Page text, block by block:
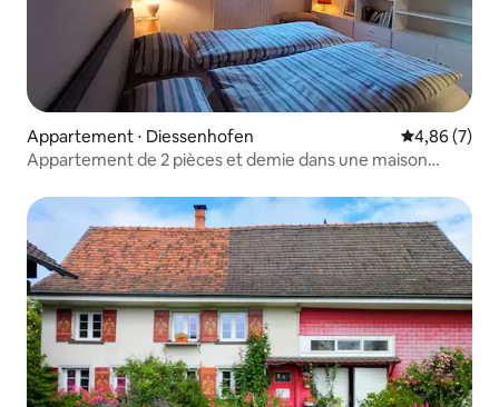
Appartement ⋅ Diessenhofen Évaluation
4,86 (7)
Appartement de 2 pièces et demie dans une maison